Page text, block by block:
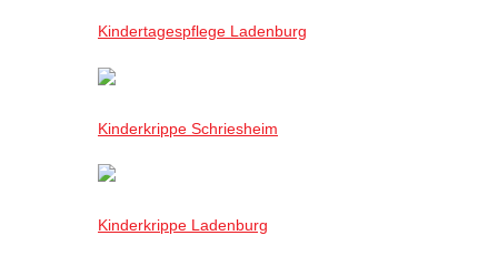
Kindertagespflege Ladenburg
Kinderkrippe Schriesheim
Kinderkrippe Ladenburg